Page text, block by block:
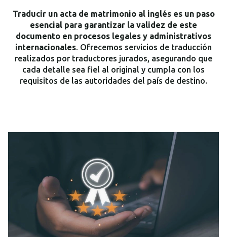
Traducir un acta de matrimonio al inglés es un paso
esencial para garantizar la validez de este
documento en procesos legales y administrativos
internacionales. Ofrecemos servicios de traducción
realizados por traductores jurados, asegurando que
cada detalle sea fiel al original y cumpla con los
requisitos de las autoridades del país de destino.